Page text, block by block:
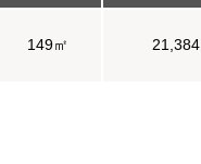
149㎡